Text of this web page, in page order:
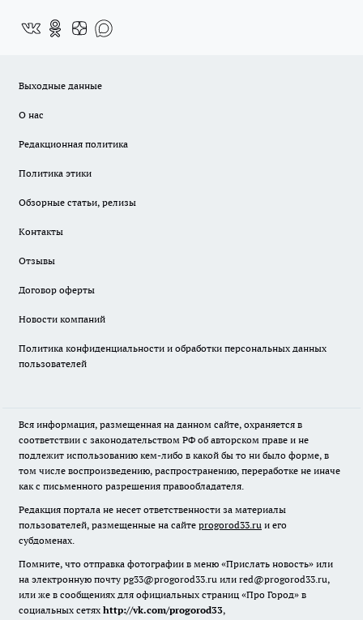
Выходные данные
О нас
Редакционная политика
Политика этики
Обзорные статьи, релизы
Контакты
Отзывы
Договор оферты
Новости компаний
Политика конфиденциальности и обработки персональных данных
пользователей
Вся информация, размещенная на данном сайте, охраняется в
соответствии с законодательством РФ об авторском праве и не
подлежит использованию кем-либо в какой бы то ни было форме, в
том числе воспроизведению, распространению, переработке не иначе
как с письменного разрешения правообладателя.
Редакция портала не несет ответственности за материалы
пользователей, размещенные на сайте progorod33.ru и его
субдоменах.
Помните, что отправка фотографии в меню «Прислать новость» или
на электронную почту pg33@progorod33.ru или red@progorod33.ru,
или же в сообщениях для официальных страниц «Про Город» в
социальных сетях http://vk.com/progorod33,